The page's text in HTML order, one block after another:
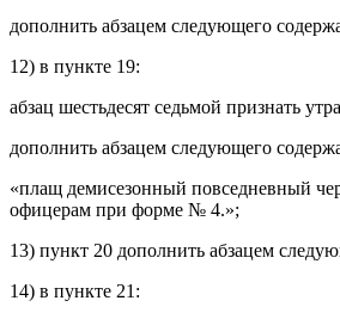
дополнить абзацем следующего
12) в пункте 19:
абзац шестьдесят седьмой признать
дополнить абзацем следующего
«плащ демисезонный повседневный
офицерам при форме № 4.»;
13) пункт 20 дополнить абзацем
14) в пункте 21: